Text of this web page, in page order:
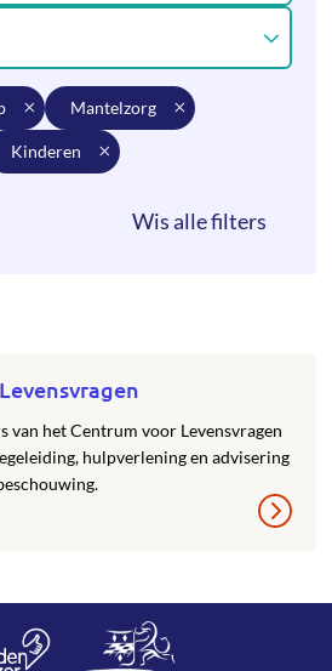
mantelzorg
kinderen
van het Centrum voor Levensvragen
hulpverlening en advisering